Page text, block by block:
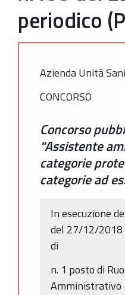
periodico
Azienda Unità
CONCORSO
Concorso
"Assistente
categorie
categorie ad
In esecuzione
del 27/12/2018
di
n. 1 posto di
Amministrativo